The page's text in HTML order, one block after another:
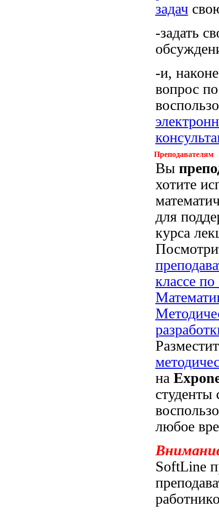
задач
-задать
-и,
вопрос
Преподавателям
Вы
хотите
для
курса
классе
на
студенты
любое
SoftLine